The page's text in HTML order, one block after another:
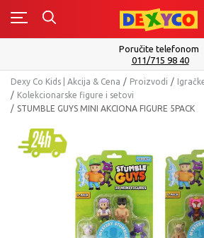
0
Poručite telefonom
011/715 98 40
Dexy Co Kids | Akcija & Cena Proizvodi
Kolekcionarske figure i setovi
STUMBLE GUYS MINI AKCIONA FIGURE 5PACK